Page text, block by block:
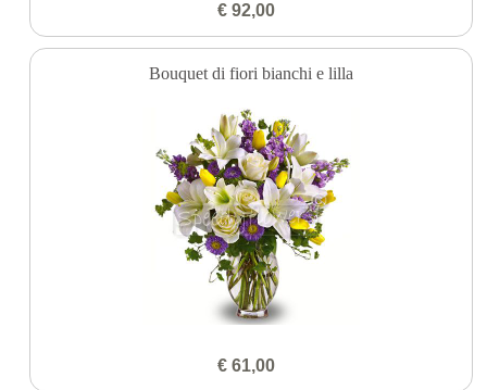
€ 92,00
Bouquet di fiori bianchi e lilla
€ 61,00